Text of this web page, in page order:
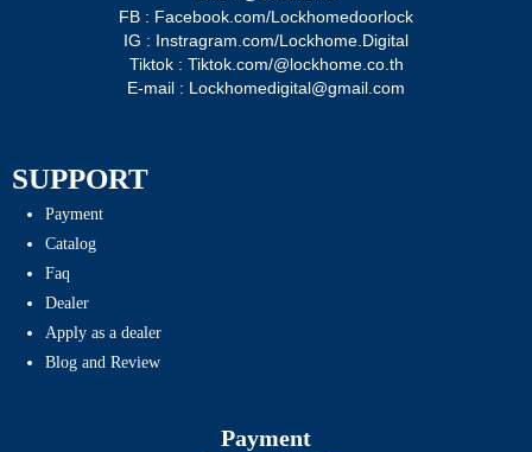
FB : Facebook.com/Lockhomedoorlock
IG : Instragram.com/Lockhome.Digital
Tiktok : Tiktok.com/@lockhome.co.th
E-mail : Lockhomedigital@gmail.com
SUPPORT
Payment
Catalog
Faq
Dealer
Apply as a dealer
Blog and Review
Payment